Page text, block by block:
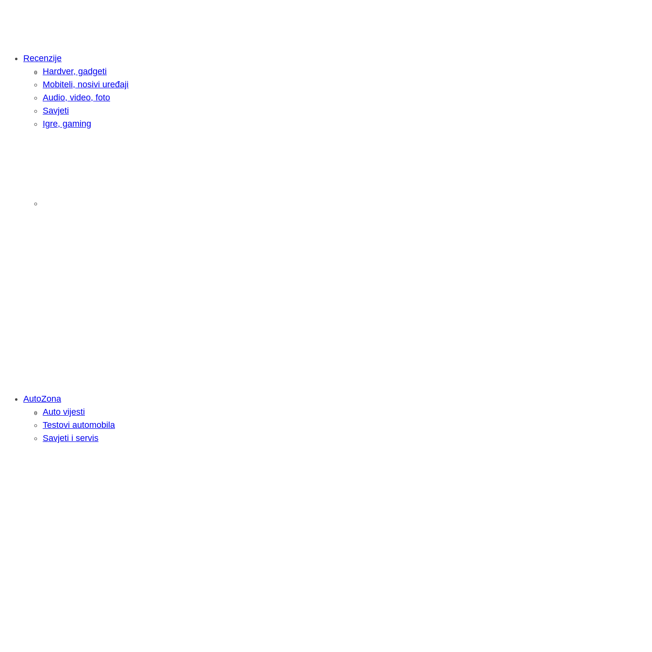
Intervju: Goran Jović, fotograf - Hrvatska kakvu svijet tek otkriva
Recenzije
Hardver, gadgeti
Mobiteli, nosivi uređaji
Audio, video, foto
Savjeti
Igre, gaming
Savjetujemo: Što učiniti kada vaš iPad treba servis? Alpha servis nudi rješenja
AutoZona
Auto vijesti
Testovi automobila
Savjeti i servis